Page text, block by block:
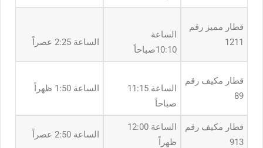
قطار مميز رقم
1211
الساعة
10:10صباحاً
الساعة 2:25 عصراً
قطار مكيف رقم
89
الساعة 11:15
صباحاً
الساعة 1:50 ظهراً
قطار مكيف رقم
913
الساعة 12:00
ظهراً
الساعة 2:50 عصراً